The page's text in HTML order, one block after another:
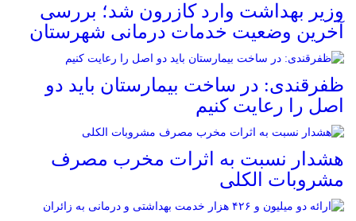
وزیر بهداشت وارد کازرون شد؛ بررسی
آخرین وضعیت خدمات درمانی شهرستان
ظفرقندی: در ساخت بیمارستان باید دو
اصل را رعایت کنیم
هشدار نسبت به اثرات مخرب مصرف
مشروبات الکلی